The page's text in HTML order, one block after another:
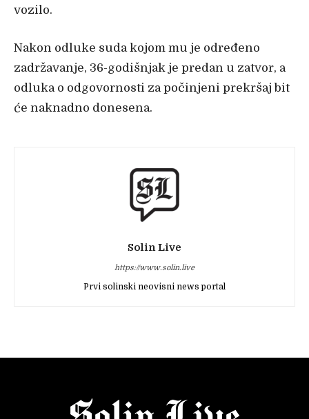
vozilo.
Nakon odluke suda kojom mu je određeno
zadržavanje, 36-godišnjak je predan u zatvor, a
odluka o odgovornosti za počinjeni prekršaj bit
će naknadno donesena.
Solin Live
https://www.solin.live
Prvi solinski neovisni news portal